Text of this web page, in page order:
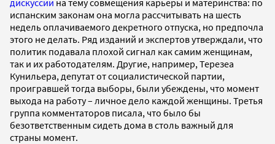
испанским законам она могла рассчитывать на шесть
недель оплачиваемого декретного отпуска, но предпочла
этого не делать. Ряд изданий и экспертов утверждали, что
политик подавала плохой сигнал как самим женщинам,
так и их работодателям. Другие, например, Терезеа
Кунильера, депутат от социалистической партии,
проигравшей тогда выборы, были убеждены, что момент
выхода на работу – личное дело каждой женщины. Третья
группа комментаторов писала, что было бы
безответственным сидеть дома в столь важный для
страны момент.